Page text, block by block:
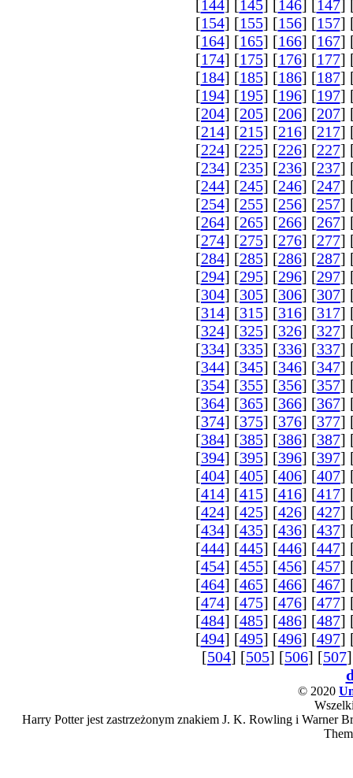
[144] [145] [146] [147]
[154] [155] [156] [157]
[164] [165] [166] [167]
[174] [175] [176] [177]
[184] [185] [186] [187]
[194] [195] [196] [197]
[204] [205] [206] [207]
[214] [215] [216] [217]
[224] [225] [226] [227]
[234] [235] [236] [237]
[244] [245] [246] [247]
[254] [255] [256] [257]
[264] [265] [266] [267]
[274] [275] [276] [277]
[284] [285] [286] [287]
[294] [295] [296] [297]
[304] [305] [306] [307]
[314] [315] [316] [317]
[324] [325] [326] [327]
[334] [335] [336] [337]
[344] [345] [346] [347]
[354] [355] [356] [357]
[364] [365] [366] [367]
[374] [375] [376] [377]
[384] [385] [386] [387]
[394] [395] [396] [397]
[404] [405] [406] [407]
[414] [415] [416] [417]
[424] [425] [426] [427]
[434] [435] [436] [437]
[444] [445] [446] [447]
[454] [455] [456] [457]
[464] [465] [466] [467]
[474] [475] [476] [477]
[484] [485] [486] [487]
[494] [495] [496] [497]
[504] [505] [506] [507
© 2020
Harry Potter jest zastrzeżonym znakiem J. K. Rowling i Warner